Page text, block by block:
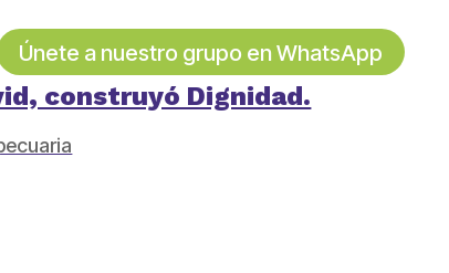
Únete a nuestro grupo en WhatsApp
construyó Dignidad.